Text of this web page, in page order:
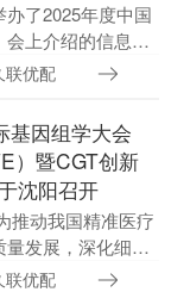
了2025年度中国
上介绍的信息显
进入上行区间，
联优配
基因组学大会
）暨CGT创新
沈阳召开
推动我国精准医疗
发展，深化细胞
科学的跨界融
联优配